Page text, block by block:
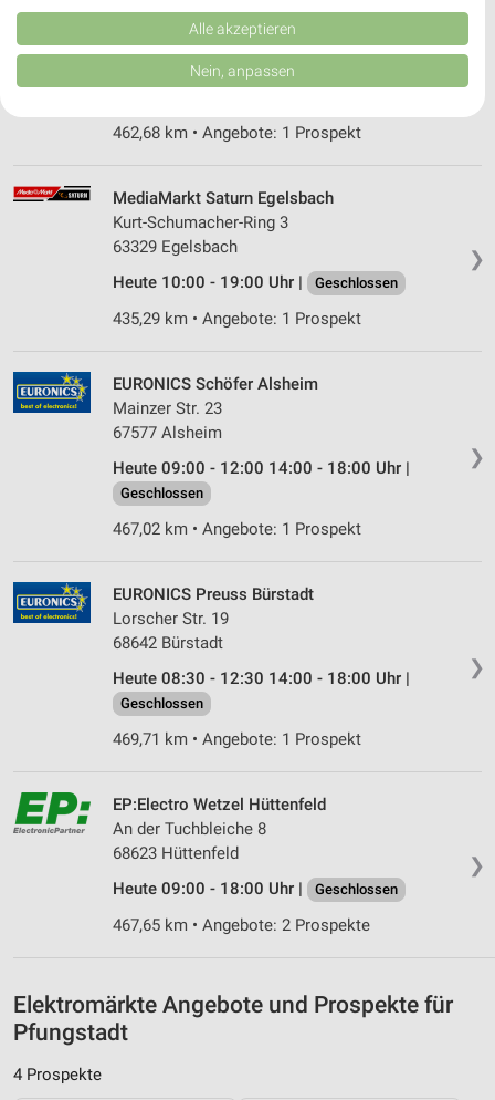
MediaMarkt Saturn Heppenheim
Tiergartenstr. 7
64646 Heppenheim
462,68 km • Angebote: 1 Prospekt
❯
MediaMarkt Saturn Egelsbach
Kurt-Schumacher-Ring 3
63329 Egelsbach
Heute 10:00 - 19:00 Uhr |
Geschlossen
435,29 km • Angebote: 1 Prospekt
❯
EURONICS Schöfer Alsheim
Mainzer Str. 23
67577 Alsheim
Heute 09:00 - 12:00 14:00 - 18:00 Uhr |
Geschlossen
467,02 km • Angebote: 1 Prospekt
❯
EURONICS Preuss Bürstadt
Lorscher Str. 19
68642 Bürstadt
Heute 08:30 - 12:30 14:00 - 18:00 Uhr |
Geschlossen
469,71 km • Angebote: 1 Prospekt
❯
EP:Electro Wetzel Hüttenfeld
An der Tuchbleiche 8
68623 Hüttenfeld
Heute 09:00 - 18:00 Uhr |
Geschlossen
467,65 km • Angebote: 2 Prospekte
Elektromärkte Angebote und Prospekte für
Pfungstadt
4 Prospekte
Kombinationen von Daten aus verschiedenen Quellen. Entwicklung und
Verbesserung der Angebote. Verwendung reduzierter Daten zur Auswahl
von Inhalten.
Daten können außerhalb der Europäischen Union weitergegeben und in die
Website/App.
IAB-Verarbeitungszwecke:
Speichern von oder Zugriff auf Informationen
auf einem Endgerät
Werbeanzeigen
Erstellung von Profilen für personalisierte
Werbung
Verwendung von Profilen zur Auswahl
Erstellung von Profilen zur Personalisierung
personalisierter Inhalte
Messung der Werbeleistung
Messung der Performance von Inhalten
Analyse von Zielgruppen durch Statistiken oder
Kombinationen von Daten aus verschiedenen
Entwicklung und Verbesserung der Angebote
Verwendung reduzierter Daten zur Auswahl von
Verwendung genauer Standortdaten
Informationen identifizieren
Nicht-IAB-Verarbeitungszwecke:
Notwendig
Alle akzeptieren
Nein, anpassen